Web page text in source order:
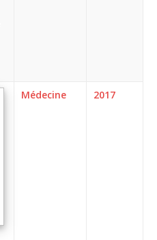
Médecine 2017